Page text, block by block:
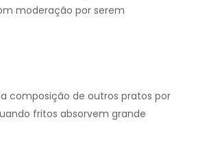
moderação por serem
composição de outros pratos por
fritos absorvem grande